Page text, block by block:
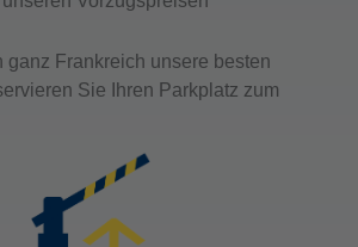
ganz Frankreich unsere besten
Sie Ihren Parkplatz zum